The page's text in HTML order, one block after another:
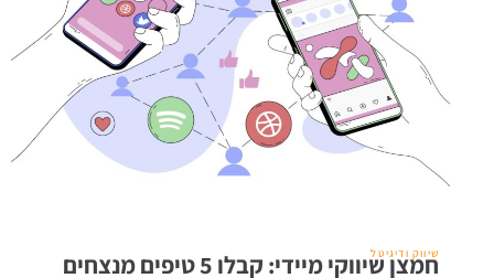
שיווק ודיגיטל חמצן שיווקי מיידי: קבלו 5 טיפים מנצחים